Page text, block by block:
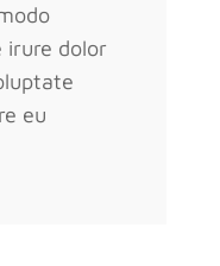
irure dolor
eu